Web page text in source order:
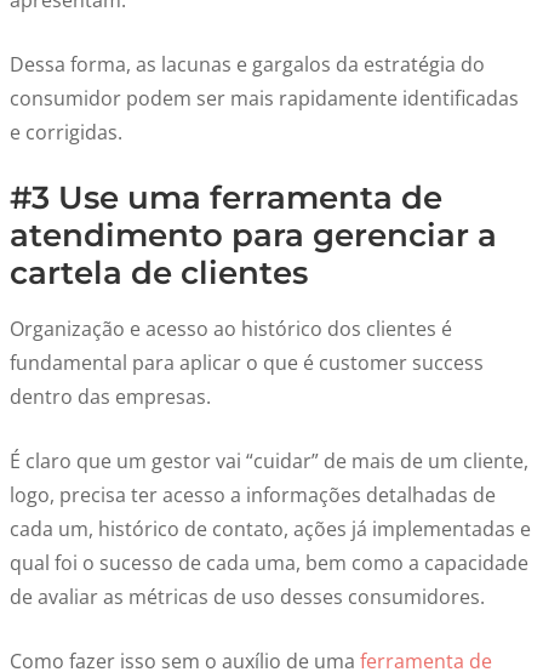
Dessa forma, as lacunas e gargalos da estratégia do
consumidor podem ser mais rapidamente identificadas
e corrigidas.
#3 Use uma ferramenta de
atendimento para gerenciar a
cartela de clientes
Organização e acesso ao histórico dos clientes é
fundamental para aplicar o que é customer success
dentro das empresas.
É claro que um gestor vai “cuidar” de mais de um cliente,
logo, precisa ter acesso a informações detalhadas de
cada um, histórico de contato, ações já implementadas e
qual foi o sucesso de cada uma, bem como a capacidade
de avaliar as métricas de uso desses consumidores.
Como fazer isso sem o auxílio de uma ferramenta de